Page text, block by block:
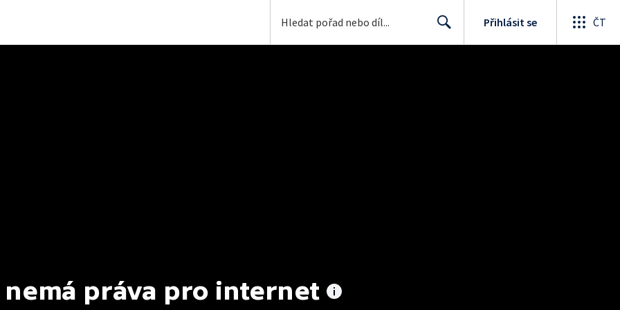
Přihlásit se ČT
nemá práva pro internet